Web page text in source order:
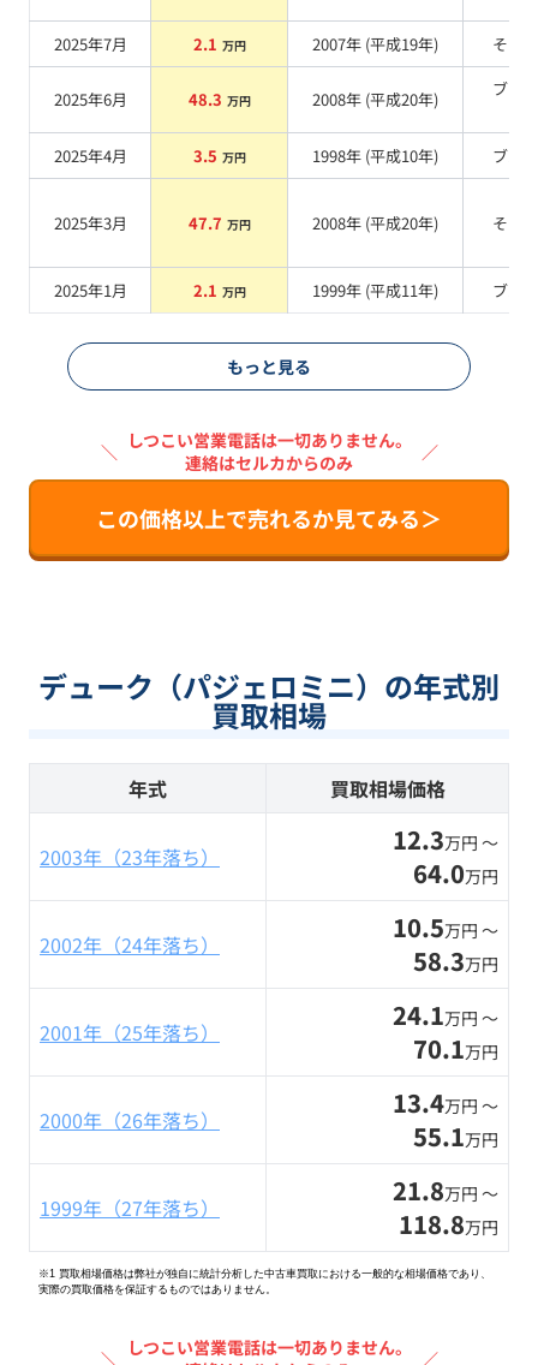
2025年7月
2.1 万円 2007年 (平成19年) その他
2025年6月 48.3 万円 2008年 (平成20年)
ブラ
2025年4月
3.5 万円 1998年 (平成10年) ブルー
2025年3月 47.7 万円 2008年 (平成20年) その他
2025年1月 2.1 万円 1999年 (平成11年) ブルー
もっと見る
＼ しつこい営業電話は一切ありません。
連絡はセルカからのみ
／
この価格以上で売れるか見てみる＞
デューク（パジェロミニ）の年式別
買取相場
年式 買取相場価格
2003年（23年落ち） 12.3万円 〜
64.0万円
2002年（24年落ち） 10.5万円 〜
58.3万円
2001年（25年落ち） 24.1万円 〜
70.1万円
2000年（26年落ち） 13.4万円 〜
55.1万円
1999年（27年落ち） 21.8万円 〜
118.8万円
※1 買取相場価格は弊社が独自に統計分析した中古車買取における一般的な相場価格であり、
実際の買取価格を保証するものではありません。
＼
しつこい営業電話は一切ありません。
／